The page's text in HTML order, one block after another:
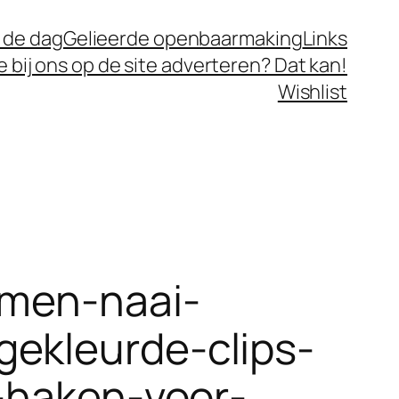
dagGelieerde openbaarmakingLinks
bij ons op de site adverteren? Dat kan!
Wishlist
naai-
clips-